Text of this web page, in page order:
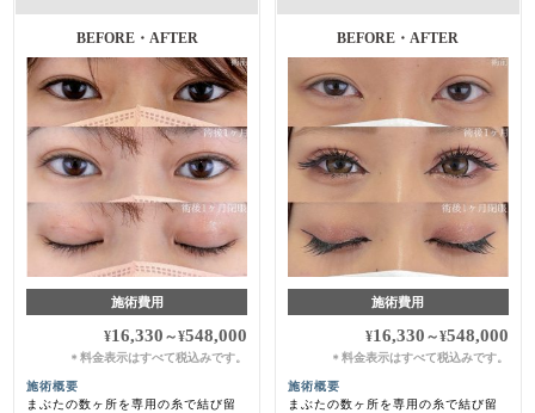
BEFORE・AFTER
施術費用
¥16,330 ～¥548,000
＊料金表示はすべて税込みです。
施術概要
まぶたの数ヶ所を専用の糸で結び留
BEFORE・AFTER
施術費用
¥16,330 ～¥548,000
＊ 料金表示はすべて税込みです。
施術概要
まぶたの数ヶ所を専用の糸で結び留